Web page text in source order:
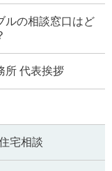
ルの相談窓口はど
所 代表挨拶
宅相談